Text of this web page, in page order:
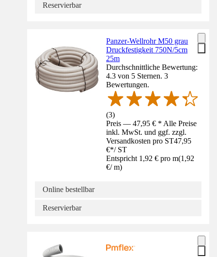
Reservierbar
Panzer-Wellrohr M50 grau
Druckfestigkeit 750N/5cm
25m
Durchschnittliche Bewertung:
4.3 von 5 Sternen. 3
Bewertungen.
(3)
Preis — 47,95 € * Alle Preise
inkl. MwSt. und ggf. zzgl.
Versandkosten pro ST47,95
€*/ ST
Entspricht 1,92 € pro m(1,92
€/ m)
Online bestellbar
Reservierbar